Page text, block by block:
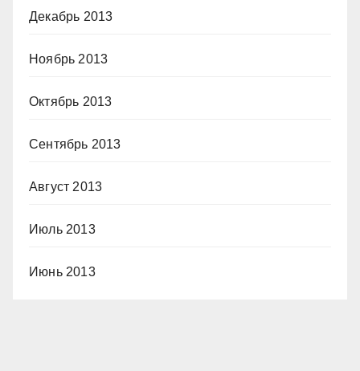
Декабрь 2013
Ноябрь 2013
Октябрь 2013
Сентябрь 2013
Август 2013
Июль 2013
Июнь 2013